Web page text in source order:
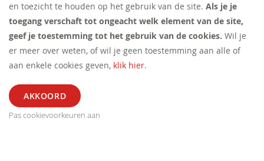
en toezicht te houden op het gebruik van de site. Als je je
toegang verschaft tot ongeacht welk element van de site,
geef je toestemming tot het gebruik van de cookies. Wil je
er meer over weten, of wil je geen toestemming aan alle of
aan enkele cookies geven, klik hier.
Pas cookievoorkeuren aan